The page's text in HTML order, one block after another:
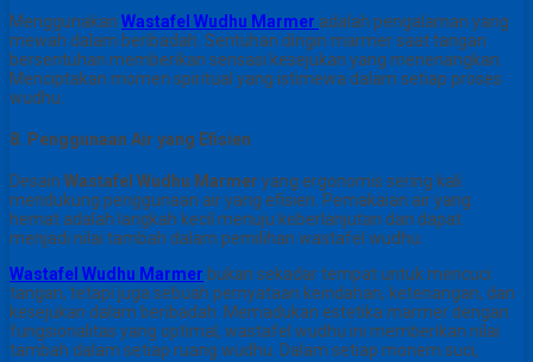
Menggunakan Wastafel Wudhu Marmer adalah pengalaman yang
mewah dalam beribadah. Sentuhan dingin marmer saat tangan
bersentuhan memberikan sensasi kesejukan yang menenangkan.
Menciptakan momen spiritual yang istimewa dalam setiap proses
wudhu.
8. Penggunaan Air yang Efisien
Desain Wastafel Wudhu Marmer yang ergonomis sering kali
mendukung penggunaan air yang efisien. Pemakaian air yang
hemat adalah langkah kecil menuju keberlanjutan dan dapat
menjadi nilai tambah dalam pemilihan wastafel wudhu.
Wastafel Wudhu Marmer bukan sekadar tempat untuk mencuci
tangan, tetapi juga sebuah pernyataan keindahan, ketenangan, dan
kesejukan dalam beribadah. Memadukan estetika marmer dengan
fungsionalitas yang optimal, wastafel wudhu ini memberikan nilai
tambah dalam setiap ruang wudhu. Dalam setiap monem suci,